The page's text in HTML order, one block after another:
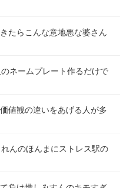
たらこんな意地悪な婆さん
ネームプレート作るだけで
値観の違いをあげる人が多
んのほんまにストレス駅の